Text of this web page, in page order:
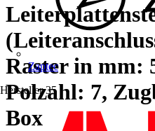
Zaptec
Hersteller 35
Raster in mm:
Polzahl: 7,
Box